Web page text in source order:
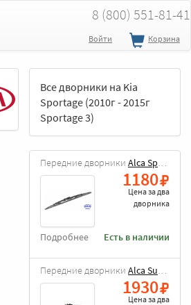
8 (800) 551-81-41
Войти Корзина
Все дворники на Kia
Sportage (2010г - 2015г
Sportage 3)
Передние дворники Alca Special
1180
Цена задва
дворника
Есть в наличии
Подробнее
Передние дворники Alca Super Flat
1930
Цена задва